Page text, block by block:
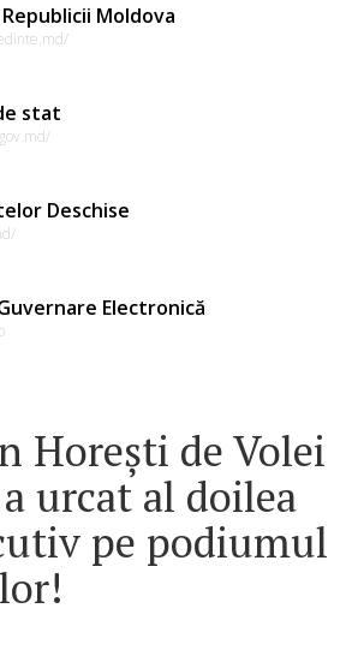
Moldova
stat
Deschise
Electronică
Horești de Volei
urcat al doilea
pe podiumul